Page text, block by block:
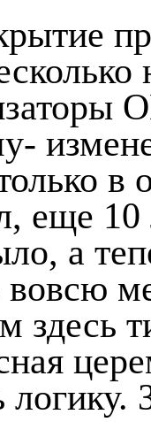
еще 10
а
вовсю
здесь
логику.